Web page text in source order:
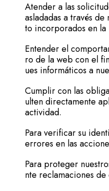
Atender a las
asladadas a través
to incorporados en la
Entender el
ro de la web con el
ues informáticos a
Cumplir con las
ulten directamente
actividad.
Para verificar su
errores en las
Para proteger
nte reclamaciones